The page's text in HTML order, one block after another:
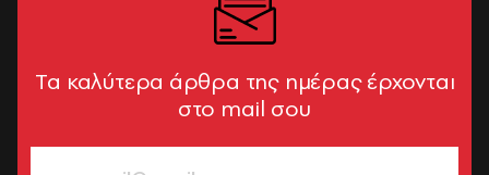
Tα καλύτερα άρθρα της ημέρας έρχονται
στο mail σου